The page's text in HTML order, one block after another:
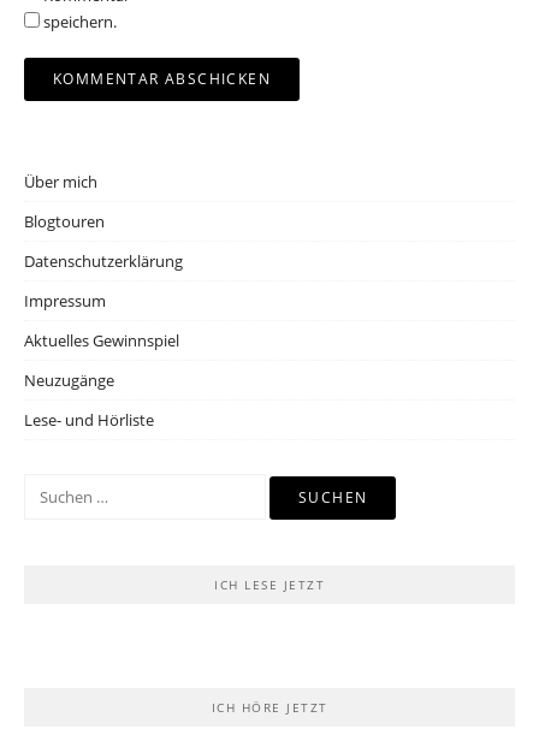
speichern.
Über mich
Blogtouren
Datenschutzerklärung
Impressum
Aktuelles Gewinnspiel
Neuzugänge
Lese- und Hörliste
Suchen
ICH LESE JETZT
ICH HÖRE JETZT